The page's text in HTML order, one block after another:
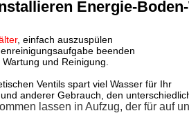
Energie-
, einfach auszuspülen
beenden
und Reinigung.
Ventils spart viel Wasser für Ihr
anderer Gebrauch, den
lassen in Aufzug, der für auf